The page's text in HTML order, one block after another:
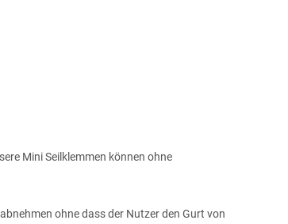
Mini Seilklemmen können ohne
ohne dass der Nutzer den Gurt von